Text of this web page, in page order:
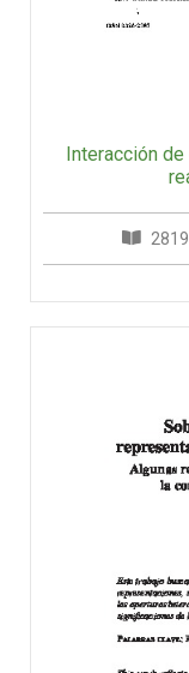
Interacción
2819